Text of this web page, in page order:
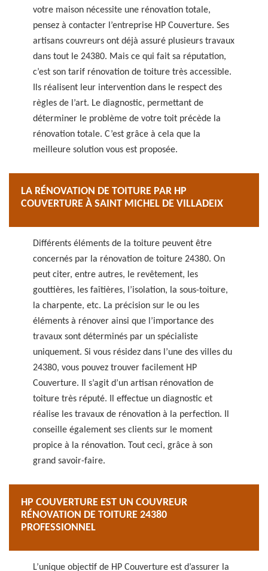
votre maison nécessite une rénovation totale,
pensez à contacter l’entreprise HP Couverture. Ses
artisans couvreurs ont déjà assuré plusieurs travaux
dans tout le 24380. Mais ce qui fait sa réputation,
c’est son tarif rénovation de toiture très accessible.
Ils réalisent leur intervention dans le respect des
règles de l’art. Le diagnostic, permettant de
déterminer le problème de votre toit précède la
rénovation totale. C’est grâce à cela que la
meilleure solution vous est proposée.
LA RÉNOVATION DE TOITURE PAR HP
COUVERTURE À SAINT MICHEL DE VILLADEIX
Différents éléments de la toiture peuvent être
concernés par la rénovation de toiture 24380. On
peut citer, entre autres, le revêtement, les
gouttières, les faîtières, l’isolation, la sous-toiture,
la charpente, etc. La précision sur le ou les
éléments à rénover ainsi que l’importance des
travaux sont déterminés par un spécialiste
uniquement. Si vous résidez dans l’une des villes du
24380, vous pouvez trouver facilement HP
Couverture. Il s’agit d’un artisan rénovation de
toiture très réputé. Il effectue un diagnostic et
réalise les travaux de rénovation à la perfection. Il
conseille également ses clients sur le moment
propice à la rénovation. Tout ceci, grâce à son
grand savoir-faire.
HP COUVERTURE EST UN COUVREUR
RÉNOVATION DE TOITURE 24380
PROFESSIONNEL
L’unique objectif de HP Couverture est d’assurer la